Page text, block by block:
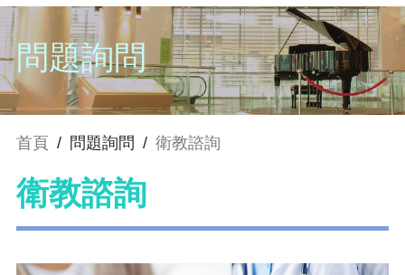
問題詢問
首頁 / 問題詢問 / 衛教諮詢
衛教諮詢